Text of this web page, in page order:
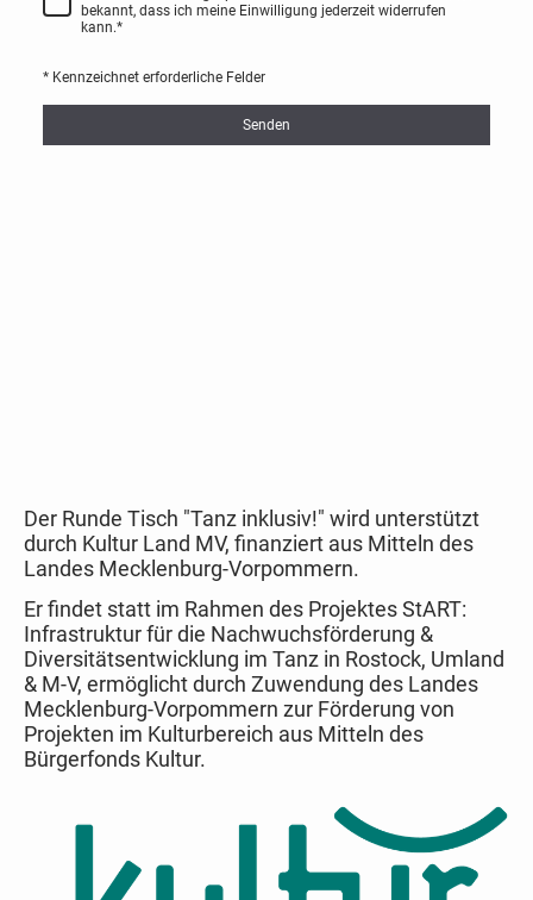
bekannt, dass ich meine Einwilligung jederzeit widerrufen
kann.*
* Kennzeichnet erforderliche Felder
Senden
Der Runde Tisch "Tanz inklusiv!" wird unterstützt
durch Kultur Land MV, finanziert aus Mitteln des
Landes Mecklenburg-Vorpommern.
Er findet statt im Rahmen des Projektes StART:
Infrastruktur für die Nachwuchsförderung &
Diversitätsentwicklung im Tanz in Rostock, Umland
& M-V, ermöglicht durch Zuwendung des Landes
Mecklenburg-Vorpommern zur Förderung von
Projekten im Kulturbereich aus Mitteln des
Bürgerfonds Kultur.